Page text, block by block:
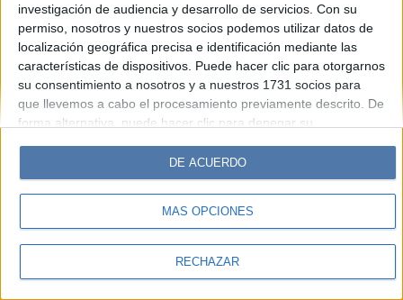
investigación de audiencia y desarrollo de servicios. Con su
permiso, nosotros y nuestros socios podemos utilizar datos de
localización geográfica precisa e identificación mediante las
características de dispositivos. Puede hacer clic para otorgarnos
su consentimiento a nosotros y a nuestros 1731 socios para
que llevemos a cabo el procesamiento previamente descrito. De
forma alternativa, puede hacer clic para denegar su
cambiar sus preferencias antes de otorgar su consentimiento.
Tenga en cuenta que algún procesamiento de sus datos
personales puede no requerir de su consentimiento, pero usted
tiene el derecho de rechazar tal procesamiento. Sus
sus preferencias o retirar su consentimiento en cualquier
MÁS OPCIONES
RECHAZAR
DE ACUERDO